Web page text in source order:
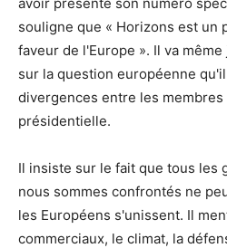
souligne que « Horizons est un
faveur de l'Europe ». Il va
sur la question européenne
divergences entre les membres
présidentielle.
Il insiste sur le fait que tous les
nous sommes confrontés ne
les Européens s'unissent. Il
commerciaux, le climat, la